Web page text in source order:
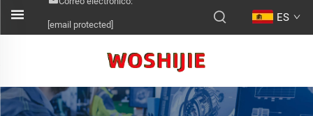
[email protected]
ES